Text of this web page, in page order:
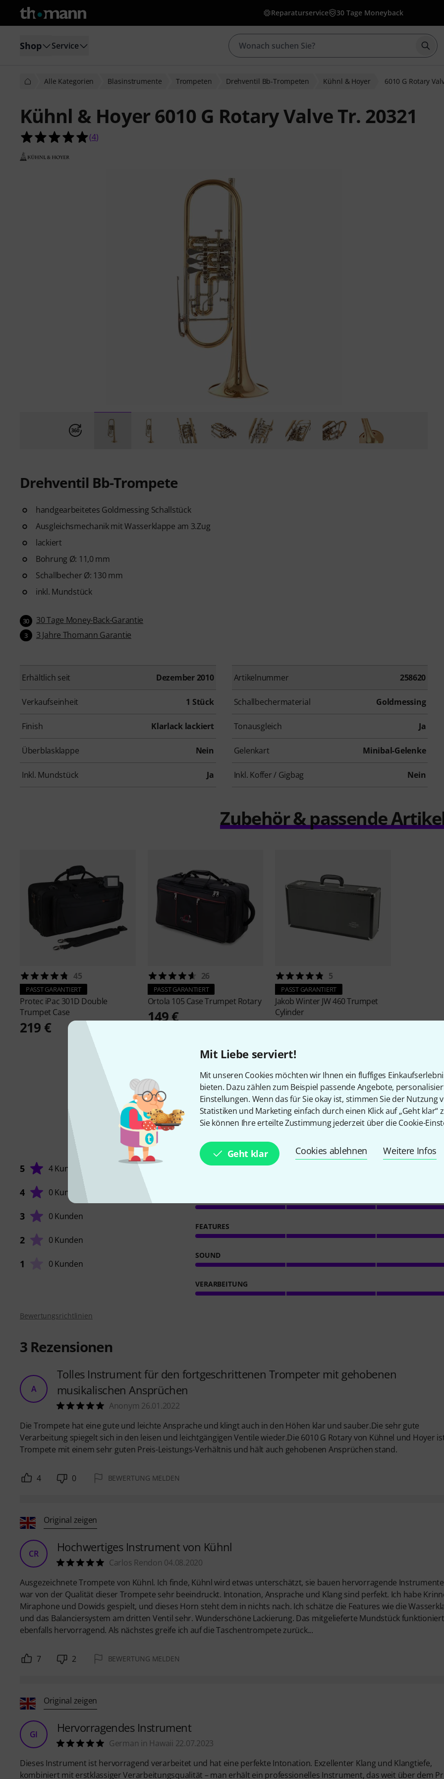
Mit Liebe serviert!
Mit unseren Cookies möchten wir Ihnen ein fluffiges
bieten. Dazu zählen zum Beispiel passende Angebote,
Einstellungen. Wenn das für Sie okay ist, stimmen Sie der Nutzung
Statistiken und Marketing einfach durch einen Klick auf „Geht klar“
Sie können Ihre erteilte Zustimmung jederzeit über die Cookie-
Geht klar Cookies ablehnen Weitere Infos
Reparaturservice 30 Tage Moneyback
Shop Service
Alle Kategorien Blasinstrumente Trompeten Drehventil Bb-Trompeten Kühnl & Hoyer 6010 G Rotary
Kühnl & Hoyer 6010 G Rotary Valve Tr. 20321
5.0 von 5 Sternen aus 4 Kundenbewertungen
(4)
Drehventil Bb-Trompete
handgearbeitetes Goldmessing Schallstück
Ausgleichsmechanik mit Wasserklappe am 3.Zug
lackiert
Bohrung Ø: 11,0 mm
Schallbecher Ø: 130 mm
inkl. Mundstück
30 30 Tage Money-Back-Garantie
3 3 Jahre Thomann Garantie
Erhältlich seit Dezember 2010 Artikelnummer 258620
Verkaufseinheit 1 Stück Schallbechermaterial Goldmessing
Finish Klarlack lackiert Tonausgleich Ja
Überblasklappe Nein Gelenkart Minibal-Gelenke
Inkl. Mundstück Ja Inkl. Koffer / Gigbag Nein
Zubehör & passende
45
PASST GARANTIERT
Protec iPac 301D Double
Trumpet Case
219 €
26
PASST GARANTIERT
Ortola 105 Case Trumpet Rotary
149 €
5
PASST GARANTIERT
Jakob Winter JW 460 Trumpet
Cylinder
4Kundenbewertungen
5 4 Kunden
4 0 Kunden
3 0 Kunden
2 0 Kunden
1 0 Kunden
FEATURES
SOUND
VERARBEITUNG
Bewertungsrichtlinien
3 Rezensionen
A
Tolles Instrument für den fortgeschrittenen Trompeter mit gehobenen
musikalischen Ansprüchen
Anonym 26.01.2022
Die Trompete hat eine gute und leichte Ansprache und klingt auch in den Höhen klar und sauber.Die sehr gute
Verarbeitung spiegelt sich in den leisen und leichtgängigen Ventile wieder.Die 6010 G Rotary von Kühnel und Hoyer
Trompete mit einem sehr guten Preis-Leistungs-Verhältnis und hält auch gehobenen Ansprüchen stand.
4 0 BEWERTUNG MELDEN
Original zeigen
CR Hochwertiges Instrument von Kühnl
Carlos Rendon 04.08.2020
Ausgezeichnete Trompete von Kühnl. Ich finde, Kühnl wird etwas unterschätzt, sie bauen hervorragende
war von der Qualität dieser Trompete sehr beeindruckt. Intonation, Ansprache und Klang sind perfekt. Ich habe
Miraphone und Dowids gespielt, und dieses Horn steht dem in nichts nach. Ich schätze die Features wie die
und das Balanciersystem am dritten Ventil sehr. Wunderschöne Lackierung. Das mitgelieferte Mundstück funktioniert
ebenfalls hervorragend. Als nächstes greife ich auf die Taschentrompete zurück...
7 2 BEWERTUNG MELDEN
Original zeigen
GI Hervorragendes Instrument
German in Hawaii 22.07.2023
Dieses Instrument ist hervorragend verarbeitet und hat eine perfekte Intonation. Exzellenter Klang und Klangtiefe,
kombiniert mit erstklassiger Verarbeitungsqualität – man erhält ein professionelles Instrument, das weit über dem